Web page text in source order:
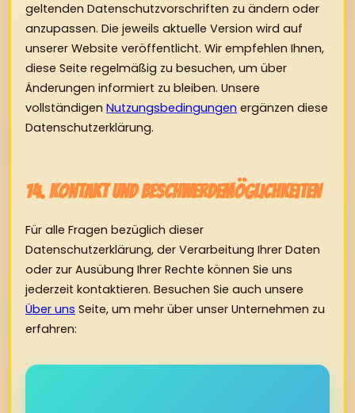
geltenden Datenschutzvorschriften zu ändern oder
anzupassen. Die jeweils aktuelle Version wird auf
unserer Website veröffentlicht. Wir empfehlen Ihnen,
diese Seite regelmäßig zu besuchen, um über
Änderungen informiert zu bleiben. Unsere
vollständigen Nutzungsbedingungen ergänzen diese
Datenschutzerklärung.
14. Kontakt und Beschwerdemöglichkeiten
Für alle Fragen bezüglich dieser
Datenschutzerklärung, der Verarbeitung Ihrer Daten
oder zur Ausübung Ihrer Rechte können Sie uns
jederzeit kontaktieren. Besuchen Sie auch unsere
Über uns Seite, um mehr über unser Unternehmen zu
erfahren: